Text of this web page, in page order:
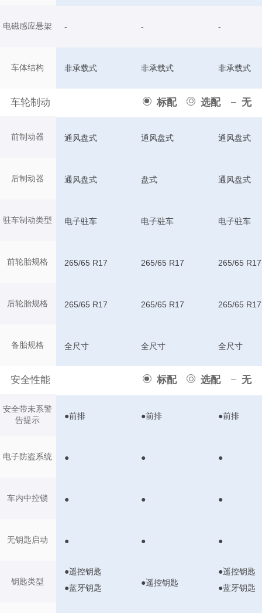
电磁感应悬架
车体结构
车轮制动 标配 选配 无
前制动器
后制动器
驻车制动类型
前轮胎规格
后轮胎规格
备胎规格
安全性能 标配 选配 无
安全带未系警
告提示
电子防盗系统
车内中控锁
无钥匙启动
钥匙类型
- - -
非承载式 非承载式 非承载式
通风盘式 通风盘式 通风盘式
通风盘式 盘式 通风盘式
电子驻车 电子驻车 电子驻车
265/65 R17 265/65 R17 265/65 R17
265/65 R17 265/65 R17 265/65 R17
全尺寸 全尺寸 全尺寸
●前排 ●前排 ●前排
● ● ●
● ● ●
● ● ●
●遥控钥匙
●蓝牙钥匙
●遥控钥匙
●遥控钥匙
●蓝牙钥匙